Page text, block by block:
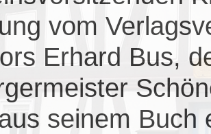
vom
Erhard Bus,
seinem Buch